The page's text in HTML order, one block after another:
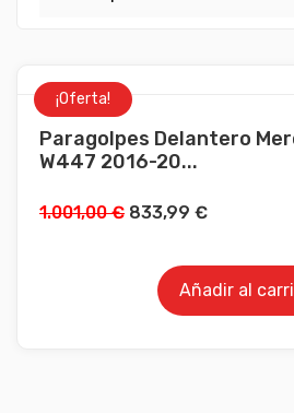
¡Oferta!
Paragolpes Delantero
W447 2016-20...
1.001,00€ El
original
era:
833,99 €El
actual
es:
Añadir al